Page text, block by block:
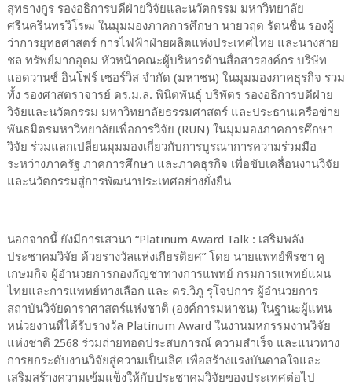
สุทธางกูร รองอธิการบดีฝ่ายวิจัยและนวัตกรรม มหาวิทยาลัย
ศรีนครินทรวิโรฒ ในมุมมองภาคการศึกษา นายวฤต รัตนชื่น รองผู้
ว่าการยุทธศาสตร์ การไฟฟ้าฝ่ายผลิตแห่งประเทศไทย และนางสาย
ชล ทรัพย์มากอุดม หัวหน้าคณะผู้บริหารด้านสื่อสารองค์กร บริษัท
แอดวานซ์ อินโฟร์ เซอร์วิส จำกัด (มหาชน) ในมุมมองภาคธุรกิจ รวม
ทั้ง รองศาสตราจารย์ ดร.ม.ล. พินิตพันธุ์ บริพัตร รองอธิการบดีฝ่าย
วิจัยและนวัตกรรม มหาวิทยาลัยธรรมศาสตร์ และประธานเครือข่าย
พันธมิตรมหาวิทยาลัยเพื่อการวิจัย (RUN) ในมุมมองภาคการศึกษา
วิจัย ร่วมแลกเปลี่ยนมุมมองเกี่ยวกับการบูรณาการความร่วมมือ
ระหว่างภาครัฐ ภาคการศึกษา และภาคธุรกิจ เพื่อขับเคลื่อนงานวิจัย
และนวัตกรรมสู่การพัฒนาประเทศอย่างยั่งยืน
นอกจากนี้ ยังมีการเสวนา “Platinum Award Talk : เสริมพลัง
ประชาคมวิจัย ด้วยรางวัลแห่งเกียรติยศ” โดย นายแพทย์พีรชา คู
เกษมกิจ ผู้อำนวยการกองกัญชาทางการแพทย์ กรมการแพทย์แผน
ไทยและการแพทย์ทางเลือก และ ดร.วิภู รุโจปการ ผู้อำนวยการ
สถาบันวิจัยดาราศาสตร์แห่งชาติ (องค์การมหาชน) ในฐานะผู้แทน
หน่วยงานที่ได้รับรางวัล Platinum Award ในงานมหกรรมงานวิจัย
แห่งชาติ 2568 ร่วมถ่ายทอดประสบการณ์ ความสำเร็จ และแนวทาง
การยกระดับงานวิจัยสู่ความเป็นเลิศ เพื่อสร้างแรงบันดาลใจและ
เสริมสร้างความเข้มแข็งให้กับประชาคมวิจัยของประเทศต่อไป